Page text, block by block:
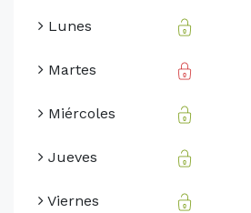
Lunes
Martes
Miércoles
Jueves
Viernes